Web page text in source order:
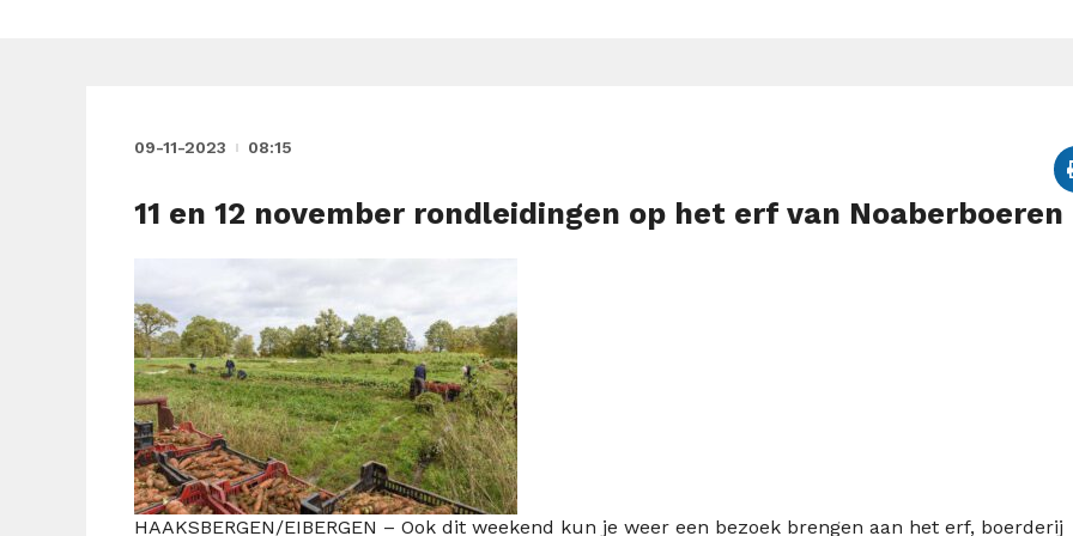
09-11-2023 08:15
11 en 12 november rondleidingen op het erf van Noaberboeren
HAAKSBERGEN/EIBERGEN – Ook dit weekend kun je weer een bezoek brengen aan het erf,